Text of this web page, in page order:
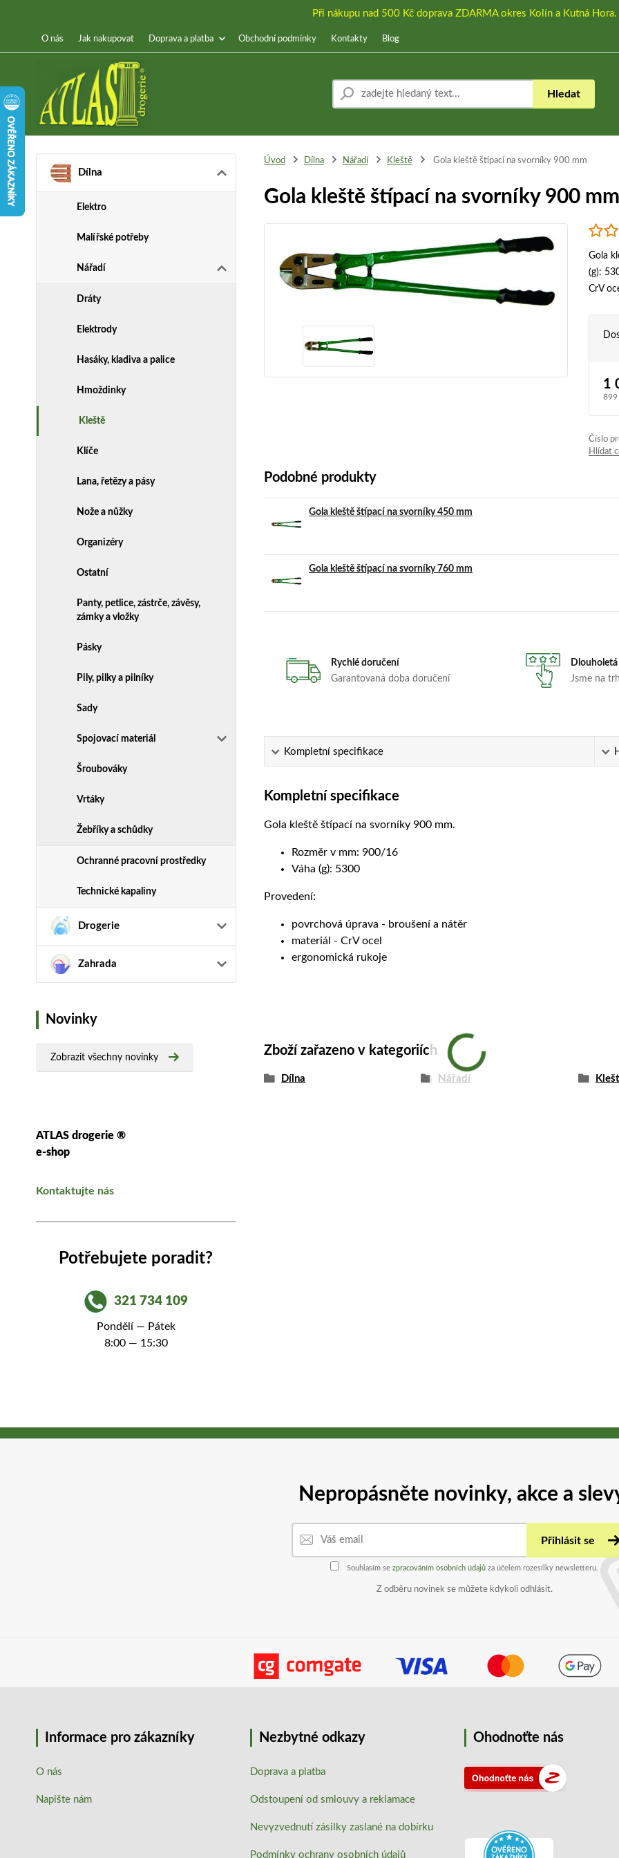
Při nákupu nad 500 Kč doprava ZDARMA okres Kolín a Kutná Hora.
O nás Jak nakupovat Doprava a platba Obchodní podmínky Kontakty Blog
Hledat
Dílna
Elektro
Malířské potřeby
Nářadí
Dráty
Elektrody
Hasáky, kladiva a palice
Hmoždinky
Kleště
Klíče
Lana, řetězy a pásy
Nože a nůžky
Organizéry
Ostatní
Panty, petlice, zástrče, závěsy,
zámky a vložky
Pásky
Pily, pilky a pilníky
Sady
Spojovací materiál
Šroubováky
Vrtáky
Žebříky a schůdky
Ochranné pracovní prostředky
Technické kapaliny
Drogerie
Zahrada
Novinky
Zobrazit všechny novinky
ATLAS drogerie ®
e-shop
Kontaktujte nás
Potřebujete poradit?
321 734 109
Pondělí — Pátek
8:00 — 15:30
Úvod Dílna Nářadí Kleště Gola kleště štípací na svorníky 900 mm
Gola kleště štípací na svorníky 900 mm
Gola
(g):
CrV
1
899
Číslo
Hlídat
Podobné produkty
Gola kleště štípací na svorníky 450 mm
Gola kleště štípací na svorníky 760 mm
Rychlé doručení
Garantovaná doba doručení
Jsme na
Kompletní specifikace
Kompletní specifikace
Gola kleště štípací na svorníky 900 mm.
Rozměr v mm: 900/16
Váha (g): 5300
Provedení:
povrchová úprava - broušení a nátěr
materiál - CrV ocel
ergonomická rukoje
Zboží zařazeno v kategoriích
Dílna Nářadí
Nepropásněte novinky, akce a
Přihlásit se
Souhlasím se zpracováním osobních údajů za účelem rozesílky newsletteru.
Z odběru novinek se můžete kdykoli odhlásit.
Informace pro zákazníky
O nás
Napište nám
Nezbytné odkazy
Doprava a platba
Odstoupení od smlouvy a reklamace
Nevyzvednutí zásilky zaslané na dobírku
Podmínky ochrany osobních údajů
Ohodnoťte nás